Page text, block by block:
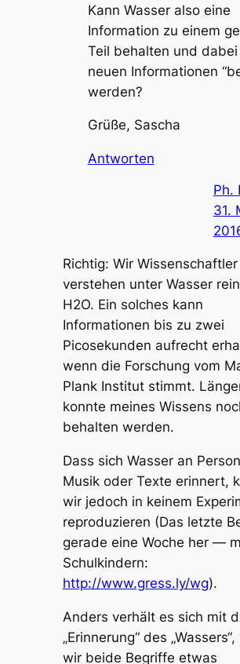
Kann Wasser also eine
Information zu einem
Teil behalten und
neuen Informationen
werden?
Grüße, Sascha
Antworten
Ph.
31.
Richtig: Wir Wissenschaftler
verstehen unter Wasser
H2O. Ein solches kann
Informationen bis zu zwei
Picosekunden aufrecht
wenn die Forschung vom
Plank Institut stimmt.
konnte meines Wissens
behalten werden.
Dass sich Wasser an
Musik oder Texte erinnert,
wir jedoch in keinem
reproduzieren (Das letzte
gerade eine Woche her —
Schulkindern:
http://www.gress.ly/wg).
Anders verhält es sich mit
„Erinnerung“ des
wir beide Begriffe etwas